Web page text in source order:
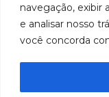
navegação, exibir
e analisar nosso
você concorda